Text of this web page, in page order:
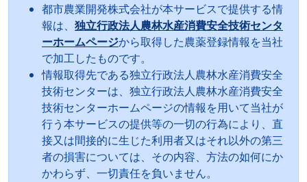
都市農業開発株式会社が本サービスで提供する情
報は、 独立行政法人農林水産消費安全技術センタ
ーホームページから取得した農薬登録情報を当社
で加工したものです。
情報取得先である独立行政法人農林水産消費安全
技術センターは、独立行政法人農林水産消費安全
技術センターホームページの情報を用いて当社が
行う本サービスの提供等の一切の行為により、直
接又は間接的に生じた利用者又はそれ以外の第三
者の損害については、その内容、方法の如何にか
かわらず、一切責任を負いません。